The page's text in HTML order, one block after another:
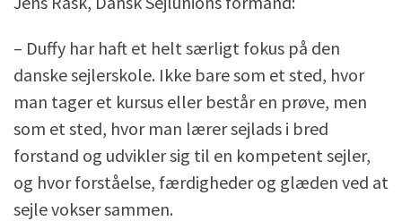
– Duffy har haft et helt særligt fokus på den
danske sejlerskole. Ikke bare som et sted, hvor
man tager et kursus eller består en prøve, men
som et sted, hvor man lærer sejlads i bred
forstand og udvikler sig til en kompetent sejler,
og hvor forståelse, færdigheder og glæden ved at
sejle vokser sammen.